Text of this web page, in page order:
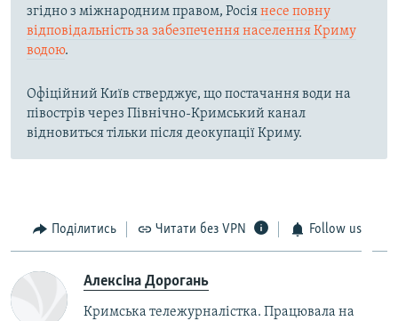
згідно з міжнародним правом, Росіянесе повну
відповідальність за забезпечення населення Криму
водою.
Офіційний Київ стверджує, що постачання води на
півострів через Північно-Кримський канал
відновиться тільки після деокупації Криму.
Поділитись Читати без VPN Follow us
Алексіна Дорогань
Кримська тележурналістка. Працювала на